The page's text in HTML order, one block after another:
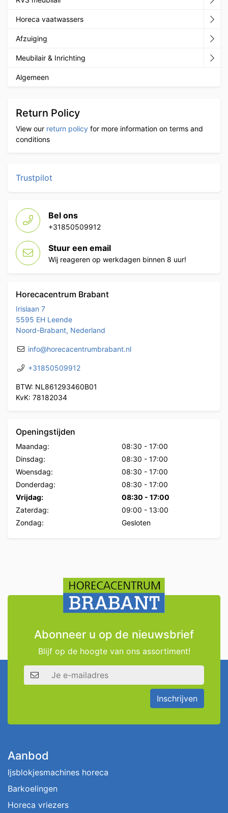
Horeca vaatwassers
Afzuiging
Meubilair & Inrichting
Algemeen
Return Policy
View our return policy for more information on terms and
conditions
Trustpilot
Bel ons
+31850509912
Stuur een email
Wij reageren op werkdagen binnen 8 uur!
Horecacentrum Brabant
Irislaan 7
5595 EH Leende
Noord-Brabant, Nederland
info@horecacentrumbrabant.nl
+31850509912
BTW: NL861293460B01
KvK: 78182034
Openingstijden
Maandag: 08:30 - 17:00
Dinsdag:
08:30 - 17:00
Woensdag:
08:30 - 17:00
Donderdag:
08:30 - 17:00
Vrijdag:
08:30 - 17:00
Zaterdag:
09:00 - 13:00
Zondag:
Gesloten
Abonneer u op de nieuwsbrief
Blijf op de hoogte van ons assortiment!
E-mailadres
Inschrijven
Aanbod
Ijsblokjesmachines horeca
Barkoelingen
Horeca vriezers